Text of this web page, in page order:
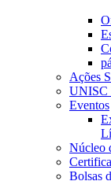
Ações
UNISC
Eventos
Núcleo
Bolsas